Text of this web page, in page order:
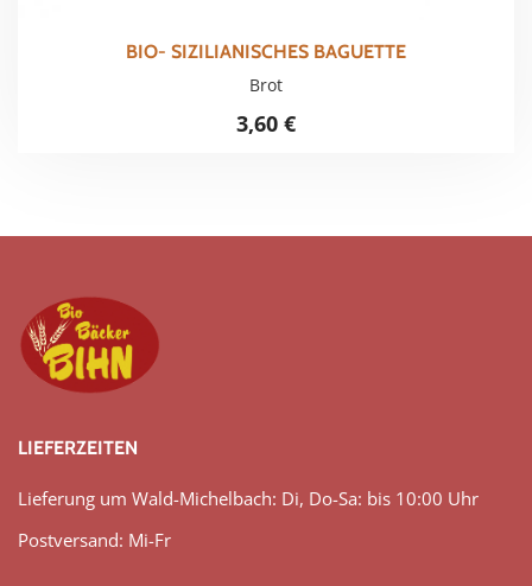
BIO- SIZILIANISCHES BAGUETTE
Brot
3,60 €
LIEFERZEITEN
Lieferung um Wald-Michelbach: Di, Do-Sa: bis 10:00 Uhr
Postversand: Mi-Fr